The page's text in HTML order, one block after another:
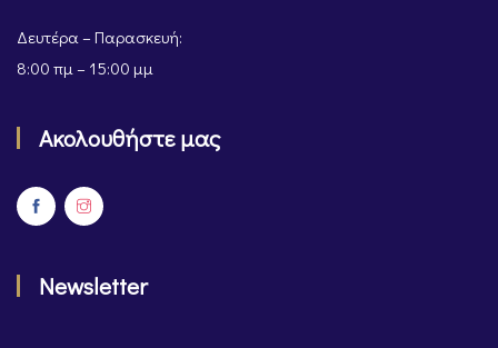
Δευτέρα – Παρασκευή:
8:00 πμ – 15:00 μμ
Ακολουθήστε μας
Newsletter